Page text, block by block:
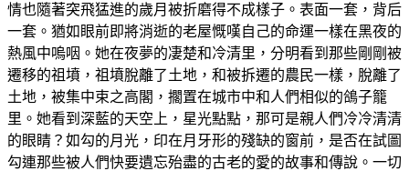
情也隨著突飛猛進的歲月被折磨得不成樣子。表面一套，背后
一套。猶如眼前即將消逝的老屋慨嘆自己的命運一樣在黑夜的
熱風中嗚咽。她在夜夢的凄楚和冷清里，分明看到那些剛剛被
遷移的祖墳，祖墳脫離了土地，和被拆遷的農民一樣，脫離了
土地，被集中束之高閣，擱置在城市中和人們相似的鴿子籠
里。她看到深藍的天空上，星光點點，那可是親人們冷冷清清
的眼睛？如勾的月光，印在月牙形的殘缺的窗前，是否在試圖
勾連那些被人們快要遺忘殆盡的古老的愛的故事和傳說。一切